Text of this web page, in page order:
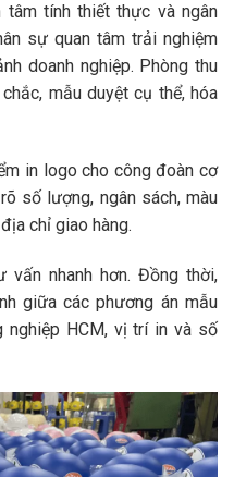
tính thiết thực và ngân
sự quan tâm trải nghiệm
doanh nghiệp. Phòng thu
mẫu duyệt cụ thể, hóa
in logo cho công đoàn cơ
số lượng, ngân sách, màu
chỉ giao hàng.
vấn nhanh hơn. Đồng thời,
giữa các phương án mẫu
nghiệp HCM, vị trí in và số